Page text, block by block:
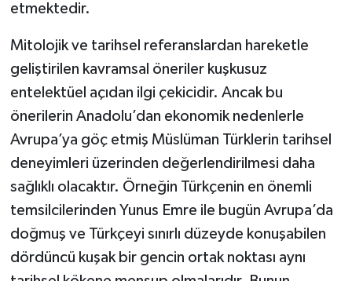
etmektedir.
Mitolojik ve tarihsel referanslardan hareketle
geliştirilen kavramsal öneriler kuşkusuz
entelektüel açıdan ilgi çekicidir. Ancak bu
önerilerin Anadolu’dan ekonomik nedenlerle
Avrupa’ya göç etmiş Müslüman Türklerin tarihsel
deneyimleri üzerinden değerlendirilmesi daha
sağlıklı olacaktır. Örneğin Türkçenin en önemli
temsilcilerinden Yunus Emre ile bugün Avrupa’da
doğmuş ve Türkçeyi sınırlı düzeyde konuşabilen
dördüncü kuşak bir gencin ortak noktası aynı